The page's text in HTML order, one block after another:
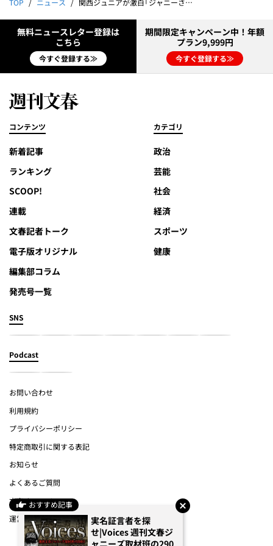
おすすめ記事
実名証言者を探
せ|Voices 週刊文春ジ
ャニーズ取材班の290
TOP ニュース 関西ジュニアが激白「ジャニーさんが12歳の僕の股間に……」
無料ニュースレター登録は
こちら
今すぐ登録する≫
期間限定キャンペーン中！年額
プラン9,999円
今すぐ登録する≫
コンテンツ
新着記事
ランキング
SCOOP!
連載
文春記者トーク
電子版オリジナル
編集部コラム
発売号一覧
カテゴリ
政治
芸能
社会
経済
スポーツ
健康
SNS
Podcast
お問い合わせ
利用規約
プライバシーポリシー
特定商取引に関する表記
お知らせ
よくあるご質問
文春オンライン
運営会社